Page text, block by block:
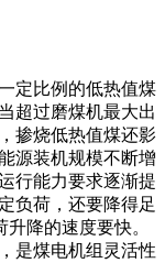
定比例的低热值煤
超过磨煤机最大出
掺烧低热值煤还影
源装机规模不断增
行能力要求逐渐提
负荷，还要降得足
降的速度要快。
是煤电机组灵活性